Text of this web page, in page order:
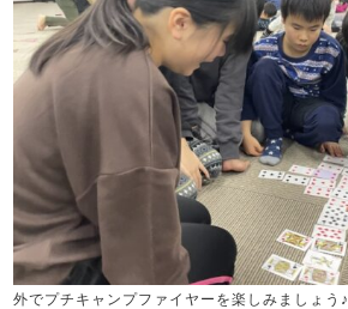
外でプチキャンプファイヤーを楽しみましょう♪